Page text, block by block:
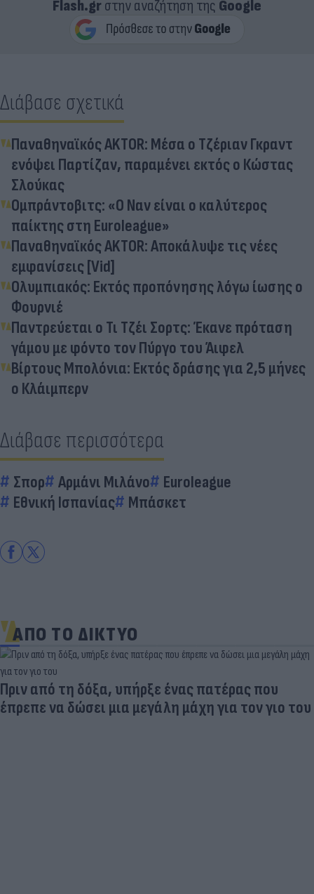
Flash.grστην αναζήτηση της Google
Διάβασε σχετικά
Παναθηναϊκός AKTOR: Μέσα ο Τζέριαν Γκραντ
ενόψει Παρτίζαν, παραμένει εκτός ο Κώστας
Σλούκας
Ομπράντοβιτς: «Ο Ναν είναι ο καλύτερος
παίκτης στη Euroleague»
Παναθηναϊκός AKTOR: Αποκάλυψε τις νέες
εμφανίσεις [Vid]
Ολυμπιακός: Εκτός προπόνησης λόγω ίωσης ο
Φουρνιέ
Παντρεύεται ο Τι Τζέι Σορτς: Έκανε πρόταση
γάμου με φόντο τον Πύργο του Άιφελ
Βίρτους Μπολόνια: Εκτός δράσης για 2,5 μήνες
ο Κλάιμπερν
Διάβασε περισσότερα
Σπορ Αρμάνι Μιλάνο
Euroleague
Εθνική Ισπανίας
Μπάσκετ
ΑΠΟ ΤΟ ΔΙΚΤΥΟ
Πριν από τη δόξα, υπήρξε ένας πατέρας που
έπρεπε να δώσει μια μεγάλη μάχη για τον γιο του